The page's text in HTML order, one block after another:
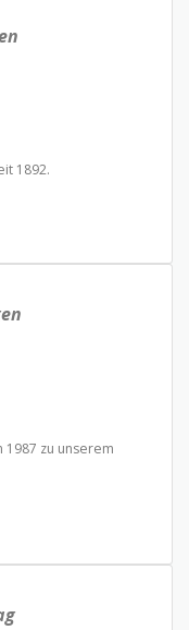
1892.
1987 zu unserem